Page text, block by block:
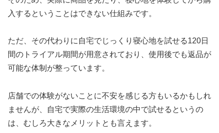
入するということはできない仕組みです。
ただ、その代わりに自宅でじっくり寝心地を試せる120日
間のトライアル期間が用意されており、使用後でも返品が
可能な体制が整っています。
店舗での体験がないことに不安を感じる方もいるかもしれ
ませんが、自宅で実際の生活環境の中で試せるというの
は、むしろ大きなメリットとも言えます。